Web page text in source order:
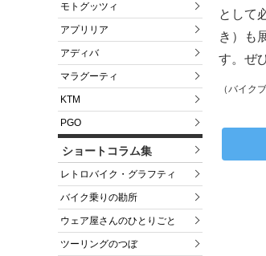
モトグッツィ
アプリリア
アディバ
マラグーティ
KTM
PGO
ショートコラム集
レトロバイク・グラフティ
バイク乗りの勘所
ウェア屋さんのひとりごと
ツーリングのつぼ
として
き）も
す。ぜ
（バイク